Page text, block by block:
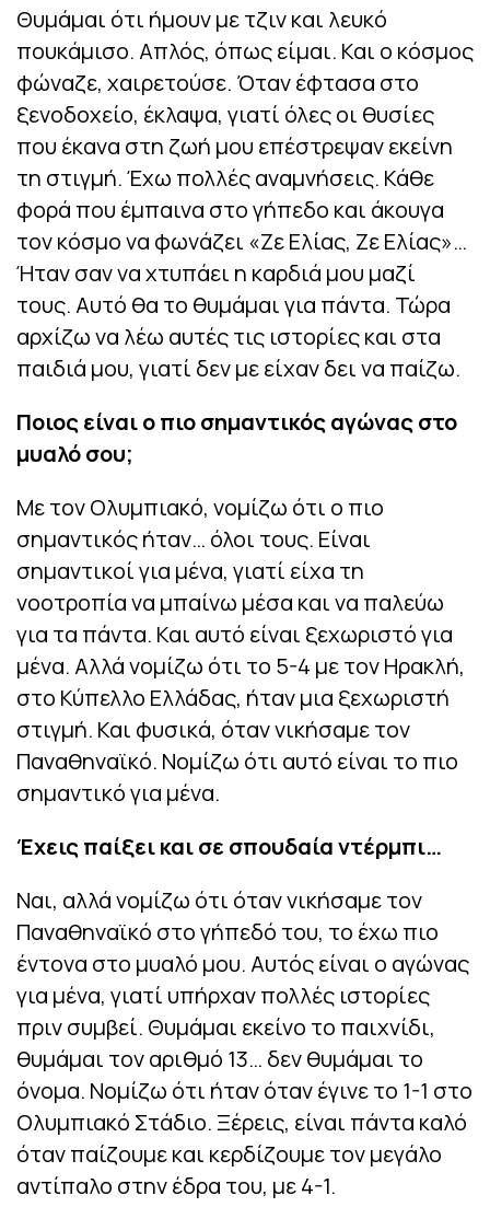
Θυμάμαι ότι ήμουν με τζιν και λευκό
πουκάμισο. Απλός, όπως είμαι. Και ο κόσμος
φώναζε, χαιρετούσε. Όταν έφτασα στο
ξενοδοχείο, έκλαψα, γιατί όλες οι θυσίες
που έκανα στη ζωή μου επέστρεψαν εκείνη
τη στιγμή. Έχω πολλές αναμνήσεις. Κάθε
φορά που έμπαινα στο γήπεδο και άκουγα
τον κόσμο να φωνάζει «Ζε Ελίας, Ζε Ελίας»…
Ήταν σαν να χτυπάει η καρδιά μου μαζί
τους. Αυτό θα το θυμάμαι για πάντα. Τώρα
αρχίζω να λέω αυτές τις ιστορίες και στα
παιδιά μου, γιατί δεν με είχαν δει να παίζω.
Ποιος είναι ο πιο σημαντικός αγώνας στο
μυαλό σου;
Με τον Ολυμπιακό, νομίζω ότι ο πιο
σημαντικός ήταν… όλοι τους. Είναι
σημαντικοί για μένα, γιατί είχα τη
νοοτροπία να μπαίνω μέσα και να παλεύω
για τα πάντα. Και αυτό είναι ξεχωριστό για
μένα. Αλλά νομίζω ότι το 5-4 με τον Ηρακλή,
στο Κύπελλο Ελλάδας, ήταν μια ξεχωριστή
στιγμή. Και φυσικά, όταν νικήσαμε τον
Παναθηναϊκό. Νομίζω ότι αυτό είναι το πιο
σημαντικό για μένα.
Έχεις παίξει και σε σπουδαία ντέρμπι…
Ναι, αλλά νομίζω ότι όταν νικήσαμε τον
Παναθηναϊκό στο γήπεδό του, το έχω πιο
έντονα στο μυαλό μου. Αυτός είναι ο αγώνας
για μένα, γιατί υπήρχαν πολλές ιστορίες
πριν συμβεί. Θυμάμαι εκείνο το παιχνίδι,
θυμάμαι τον αριθμό 13… δεν θυμάμαι το
όνομα. Νομίζω ότι ήταν όταν έγινε το 1-1 στο
Ολυμπιακό Στάδιο. Ξέρεις, είναι πάντα καλό
όταν παίζουμε και κερδίζουμε τον μεγάλο
αντίπαλο στην έδρα του, με 4-1.